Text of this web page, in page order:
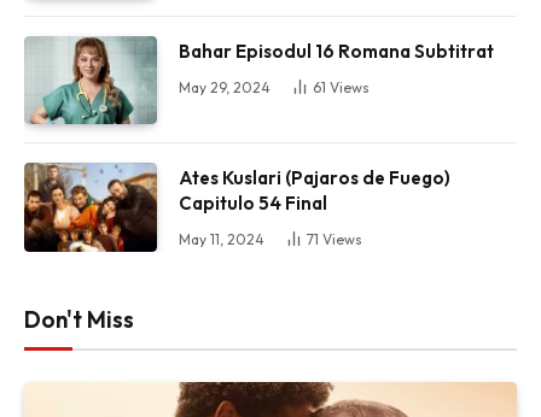
Bahar Episodul 16 Romana Subtitrat
May 29, 2024 61 Views
Ates Kuslari (Pajaros de Fuego)
Capitulo 54 Final
May 11, 2024 71 Views
Don't Miss